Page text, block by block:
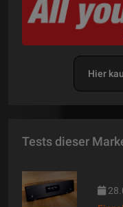
Hier
Tests dieser